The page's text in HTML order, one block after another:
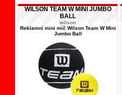
WILSON TEAM W MINI JUMBO
BALL
wilson
Reklamní mini míč Wilson Team W Mini
Jumbo Ball